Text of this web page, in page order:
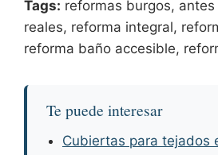
Tags: reformas burgos,
reales, reforma integral,
reforma baño accesible,
Te puede interesar
Cubiertas para tejados